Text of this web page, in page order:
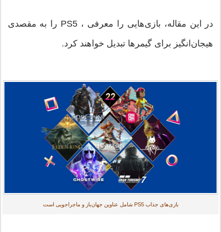
در این مقاله، بازی‌هایی را معرفی ، PS5 را به مقصدی
هیجان‌انگیز برای گیمرها تبدیل خواهند کرد.
بازی‌های جذاب PS5 شامل عناوین جهان‌باز و ماجراجویی است